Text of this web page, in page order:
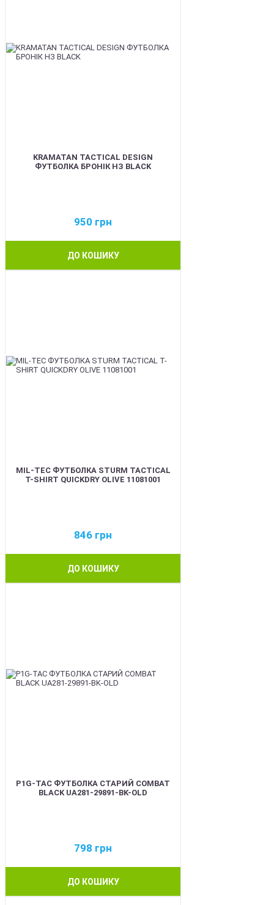
KRAMATAN TACTICAL DESIGN
ФУТБОЛКА БРОНІК НЗ BLACK
950 грн
ДО КОШИКУ
MIL-TEC ФУТБОЛКА STURM TACTICAL
T-SHIRT QUICKDRY OLIVE 11081001
846 грн
ДО КОШИКУ
P1G-TAC ФУТБОЛКА СТАРИЙ COMBAT
BLACK UA281-29891-BK-OLD
798 грн
ДО КОШИКУ